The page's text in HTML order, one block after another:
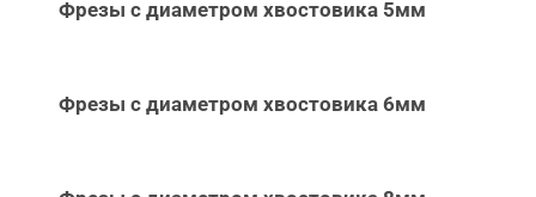
Фрезы с диаметром хвостовика 5мм
Фрезы с диаметром хвостовика 6мм